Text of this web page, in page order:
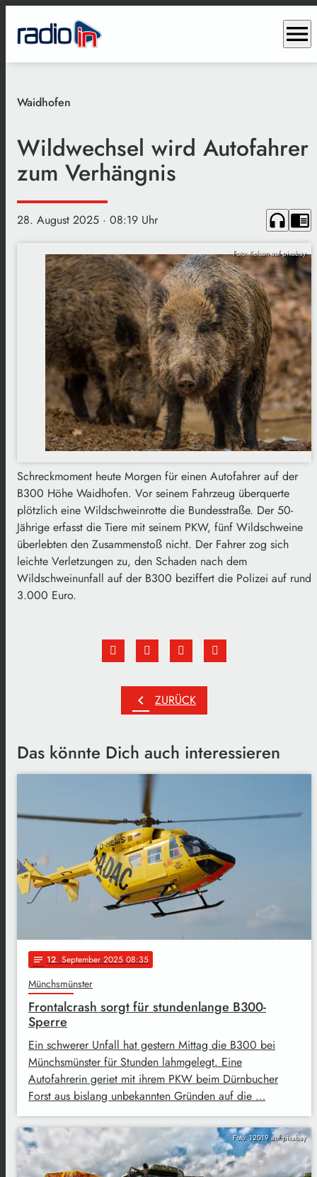
menu
Waidhofen
Wildwechsel wird Autofahrer
zum Verhängnis
28. August 2025 · 08:19 Uhr headphones chrome_reader_mode
Foto: Keluan auf pixabay
Schreckmoment heute Morgen für einen Autofahrer auf der
B300 Höhe Waidhofen. Vor seinem Fahrzeug überquerte
plötzlich eine Wildschweinrotte die Bundesstraße. Der 50-
Jährige erfasst die Tiere mit seinem PKW, fünf Wildschweine
überlebten den Zusammenstoß nicht. Der Fahrer zog sich
leichte Verletzungen zu, den Schaden nach dem
Wildschweinunfall auf der B300 beziffert die Polizei auf rund
3.000 Euro.
chevron_left ZURÜCK
Das könnte Dich auch interessieren
notes 12. September 2025 08:35
Münchsmünster
Frontalcrash sorgt für stundenlange B300-
Sperre
Ein schwerer Unfall hat gestern Mittag die B300 bei
Münchsmünster für Stunden lahmgelegt. Eine
Autofahrerin geriet mit ihrem PKW beim Dürnbucher
Forst aus bislang unbekannten Gründen auf die …
Foto: 12019 auf pixabay